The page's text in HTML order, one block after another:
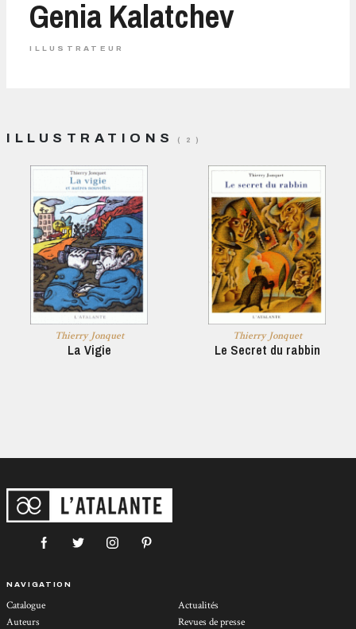
Genia Kalatchev
ILLUSTRATEUR
ILLUSTRATIONS ( 2 )
Thierry Jonquet
La Vigie
Thierry Jonquet
Le Secret du rabbin
NAVIGATION
Catalogue
Auteurs
Actualités
Revues de presse